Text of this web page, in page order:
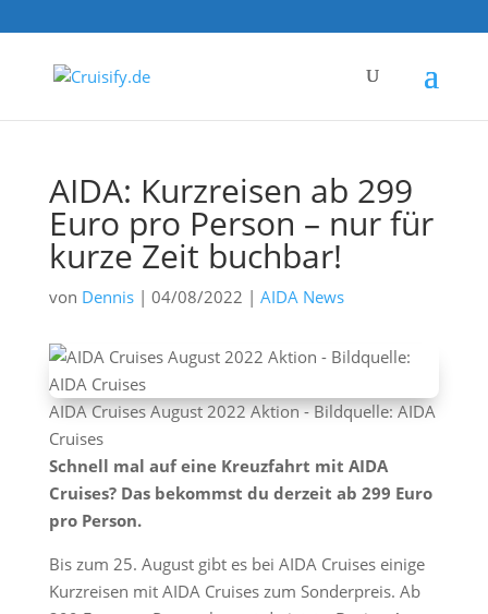
AIDA: Kurzreisen ab 299
Euro pro Person – nur für
kurze Zeit buchbar!
von Dennis| 04/08/2022 | AIDA News
AIDA Cruises August 2022 Aktion - Bildquelle: AIDA
Cruises
Schnell mal auf eine Kreuzfahrt mit AIDA
Cruises? Das bekommst du derzeit ab 299 Euro
pro Person.
Bis zum 25. August gibt es bei AIDA Cruises einige
Kurzreisen mit AIDA Cruises zum Sonderpreis. Ab